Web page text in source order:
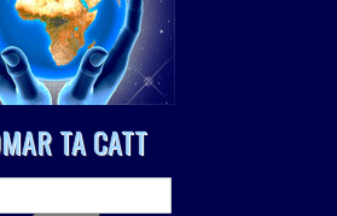
TA CATT